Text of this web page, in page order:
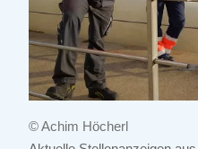
© Achim Höcherl